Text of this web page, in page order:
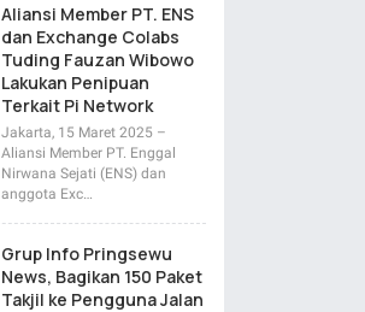
Aliansi Member PT. ENS
dan Exchange Colabs
Tuding Fauzan Wibowo
Lakukan Penipuan
Terkait Pi Network
Jakarta, 15 Maret 2025 –
Aliansi Member PT. Enggal
Nirwana Sejati (ENS) dan
anggota Exc…
Grup Info Pringsewu
News, Bagikan 150 Paket
Takjil ke Pengguna Jalan